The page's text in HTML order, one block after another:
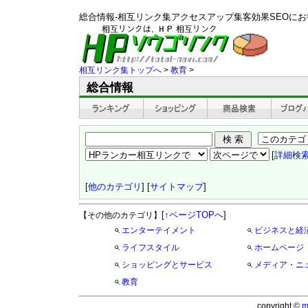
総合情報-相互リンク集アクセスアップ集客効果SEOに
相互リンク集トップへ > 教育 >
総合情報
[詳細検
[他のカテゴリ ] [サイトマップ]
【その他のカテゴリ】 [↑ページTOPへ]
エンターテイメント
ビジネスと経
ライフスタイル
ホームページ
ショッピングとサービス
メディア・ニ
教育
copyright ©